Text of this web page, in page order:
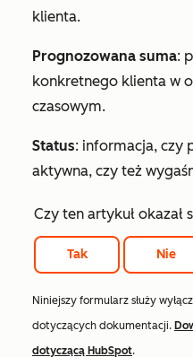
klienta.
Prognozowana suma:
konkretnego klienta w
czasowym.
Status: informacja, czy
aktywna, czy też
Czy ten artykuł okazał
Tak Nie
Niniejszy formularz służy
dotyczących dokumentacji.
dotyczącą HubSpot.